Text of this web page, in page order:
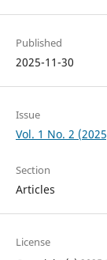
Published
2025-11-30
Issue
Vol. 1 No. 2
Section
Articles
License